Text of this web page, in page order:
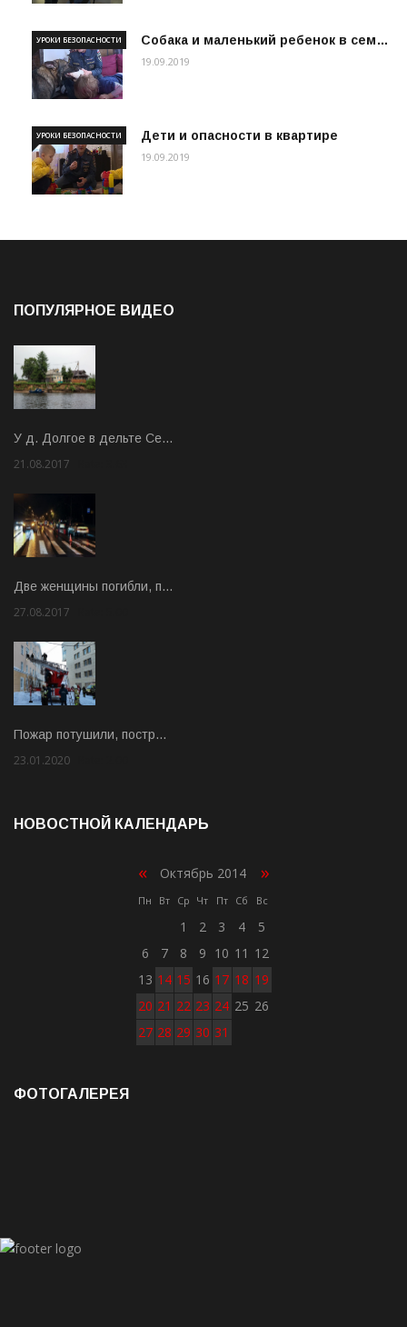
Собака и маленький ребенок в сем…
УРОКИ БЕЗОПАСНОСТИ
19.09.2019
Дети и опасности в квартире
УРОКИ БЕЗОПАСНОСТИ
19.09.2019
ПОПУЛЯРНОЕ ВИДЕО
У д. Долгое в дельте Се…
21.08.2017
Две женщины погибли, п…
27.08.2017
Пожар потушили, постр…
23.01.2020
НОВОСТНОЙ КАЛЕНДАРЬ
« Октябрь 2014 »
Пн Вт Ср Чт Пт Сб Вс
1 2 3 4
5
6
7 8 9 10 11 12
13 14 15 16 17 18 19
20 21 22 23 24 25 26
27 28 29 30 31
ФОТОГАЛЕРЕЯ